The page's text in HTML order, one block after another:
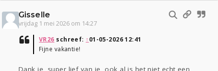
Gisselle
vrijdag 1 mei 2026 om 14:27
VR26 schreef: ↑01-05-2026 12:41
Fijne vakantie!
Dank je, super lief van je, ook al is het niet echt een